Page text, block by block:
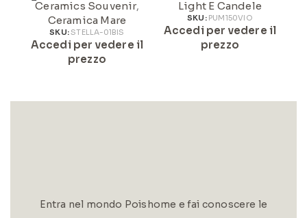
Ceramics Souvenir,
Ceramica Mare
SKU:STELLA-01BIS
Accedi per vedere il
prezzo
Light E Candele
SKU: PUM150VIO
Accedi per vedere il
prezzo
Entra nel mondo Poishome e fai conoscere le